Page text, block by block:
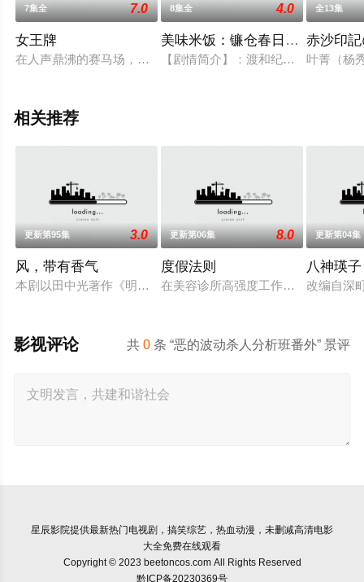
7集全 7.0
女王牌
在人声鼎沸的赛马场，五个毫不起眼的赌徒聚在一处，策划一
8集全 4.0
美味米饭：镰仓春日井米店
【剧情简介】：渡和纪香时隔两年
全13集
赤沙印
叶菁（杨
相关推荐
更新第95集 3.0
风，带有香气
本剧以田中光著作《明治的南丁格尔 大关和物语》为原案，取
更新第06集 8.0
度假法则
在美容诊所高强度工作、身心俱疲的
更新第04集
八神瑛
改编自深
共0 条 “恶的波动杀人分析班番外” 景评
影视评论
星辰影院提供最新热门电视剧，搞笑综艺，热血动漫，未删减高清电影
大全免费在线观看
Copyright © 2023 beetoncos.com All Rights Reserved
黔ICP备20230369号